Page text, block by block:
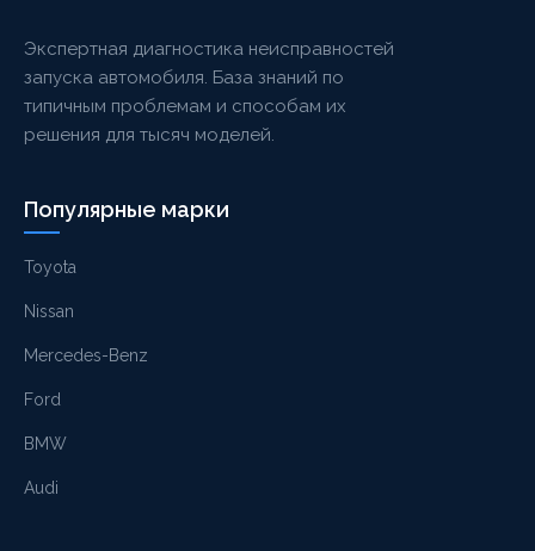
Экспертная диагностика неисправностей
запуска автомобиля. База знаний по
типичным проблемам и способам их
решения для тысяч моделей.
Популярные марки
Toyota
Nissan
Mercedes-Benz
Ford
BMW
Audi